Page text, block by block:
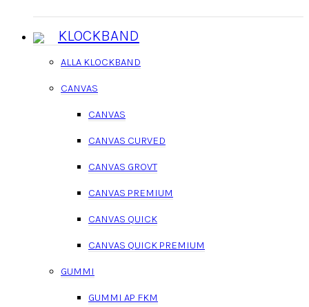
KLOCKBAND
ALLA KLOCKBAND
CANVAS
CANVAS
CANVAS CURVED
CANVAS GROVT
CANVAS PREMIUM
CANVAS QUICK
CANVAS QUICK PREMIUM
GUMMI
GUMMI AP FKM